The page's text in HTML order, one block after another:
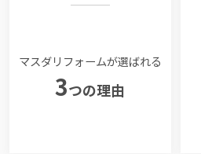
マスダリフォームが選ばれる
3つの理由